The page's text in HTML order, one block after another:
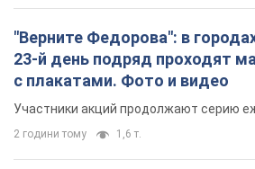
"Верните Федорова": в
23-й день подряд проходят
с плакатами. Фото и видео
Участники акций продолжают серию
2 години тому 1,6 т.